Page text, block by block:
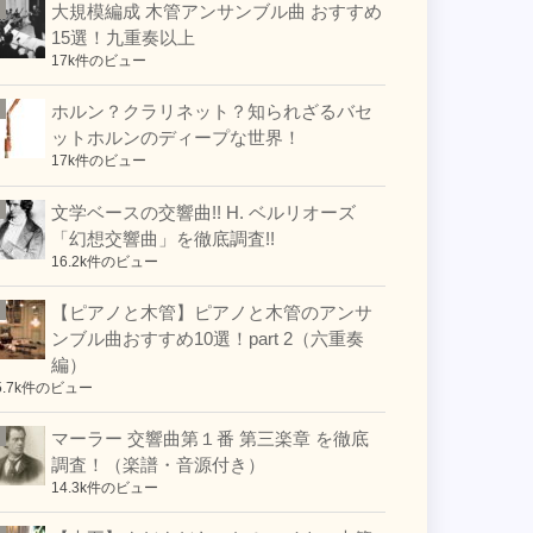
大規模編成 木管アンサンブル曲 おすすめ
15選！九重奏以上
17k件のビュー
ホルン？クラリネット？知られざるバセ
ットホルンのディープな世界！
17k件のビュー
文学ベースの交響曲!! H. ベルリオーズ
「幻想交響曲」を徹底調査!!
16.2k件のビュー
【ピアノと木管】ピアノと木管のアンサ
ンブル曲おすすめ10選！part 2（六重奏
編）
件のビュー
マーラー 交響曲第１番 第三楽章 を徹底
調査！（楽譜・音源付き）
14.3k件のビュー